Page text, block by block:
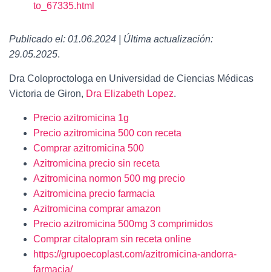
to_67335.html
Publicado el: 01.06.2024 | Última actualización:
29.05.2025.
Dra Coloproctologa en Universidad de Ciencias Médicas
Victoria de Giron, Dra Elizabeth Lopez.
Precio azitromicina 1g
Precio azitromicina 500 con receta
Comprar azitromicina 500
Azitromicina precio sin receta
Azitromicina normon 500 mg precio
Azitromicina precio farmacia
Azitromicina comprar amazon
Precio azitromicina 500mg 3 comprimidos
Comprar citalopram sin receta online
https://grupoecoplast.com/azitromicina-andorra-
farmacia/